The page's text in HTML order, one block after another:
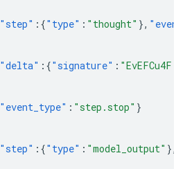
"step" :{"type" : "thought" },
"delta" :{"signature" :
"event_type" : "step.stop" }
"step" :{"type" : "model_output" },